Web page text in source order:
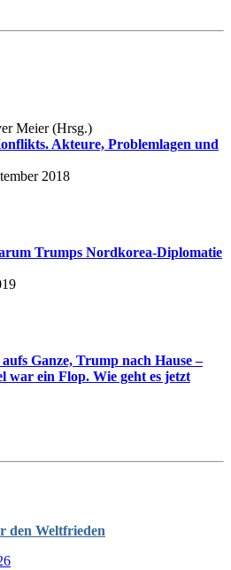
Meier (Hrsg.)
Akteure, Problemlagen und
2018
Trumps Nordkorea-Diplomatie
Ganze, Trump nach Hause –
war ein Flop. Wie geht es jetzt
den Weltfrieden